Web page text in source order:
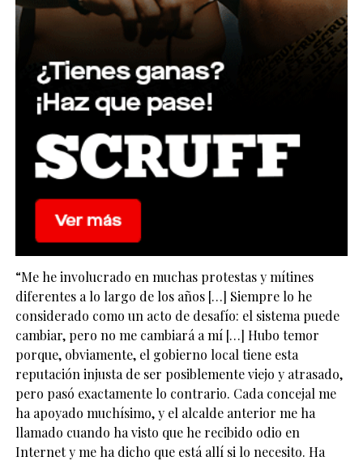
“Me he involucrado en muchas protestas y mítines
diferentes a lo largo de los años […] Siempre lo he
considerado como un acto de desafío: el sistema puede
cambiar, pero no me cambiará a mí […] Hubo temor
porque, obviamente, el gobierno local tiene esta
reputación injusta de ser posiblemente viejo y atrasado,
pero pasó exactamente lo contrario. Cada concejal me
ha apoyado muchísimo, y el alcalde anterior me ha
llamado cuando ha visto que he recibido odio en
Internet y me ha dicho que está allí si lo necesito. Ha